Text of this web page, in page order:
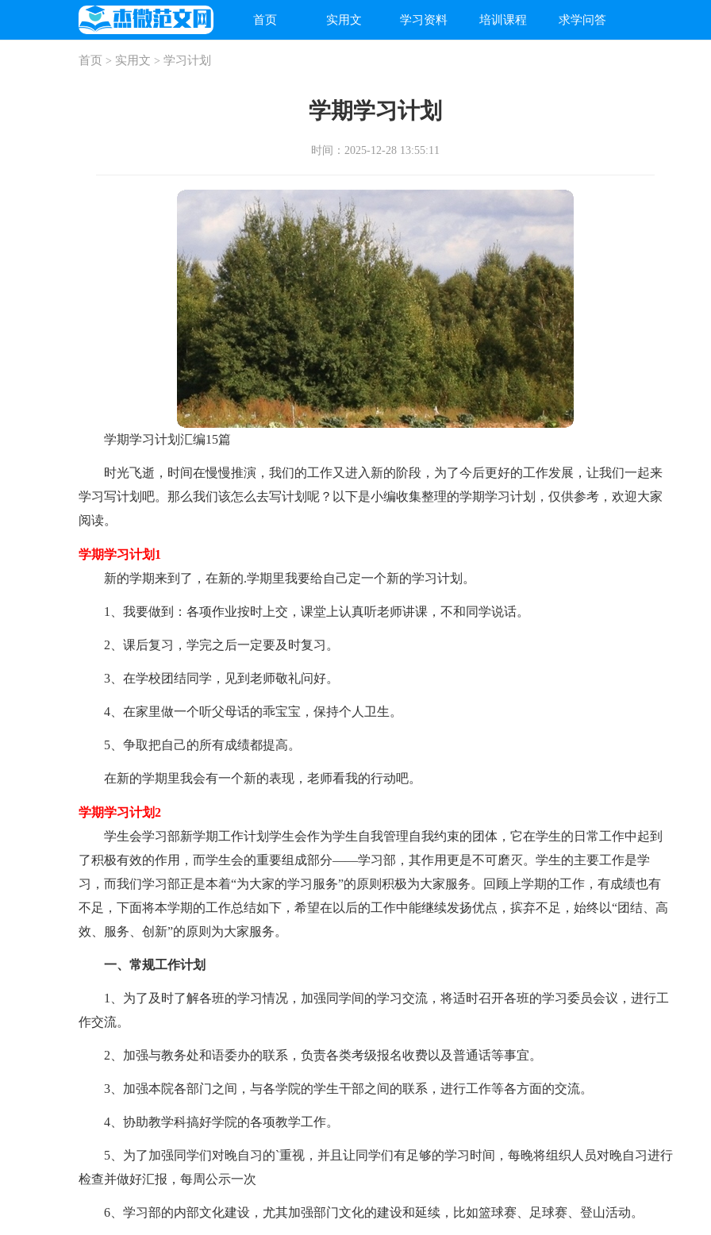
首页 实用文 学习资料 培训课程 求学问答
首页 > 实用文 > 学习计划
学期学习计划
时间：2025-12-28 13:55:11
学期学习计划汇编15篇
时光飞逝，时间在慢慢推演，我们的工作又进入新的阶段，为了今后更好的工作发展，让我们一起来
学习写计划吧。那么我们该怎么去写计划呢？以下是小编收集整理的学期学习计划，仅供参考，欢迎大家
阅读。
学期学习计划1
新的学期来到了，在新的.学期里我要给自己定一个新的学习计划。
1、我要做到：各项作业按时上交，课堂上认真听老师讲课，不和同学说话。
2、课后复习，学完之后一定要及时复习。
3、在学校团结同学，见到老师敬礼问好。
4、在家里做一个听父母话的乖宝宝，保持个人卫生。
5、争取把自己的所有成绩都提高。
在新的学期里我会有一个新的表现，老师看我的行动吧。
学期学习计划2
学生会学习部新学期工作计划学生会作为学生自我管理自我约束的团体，它在学生的日常工作中起到
了积极有效的作用，而学生会的重要组成部分——学习部，其作用更是不可磨灭。学生的主要工作是学
习，而我们学习部正是本着“为大家的学习服务”的原则积极为大家服务。回顾上学期的工作，有成绩也有
不足，下面将本学期的工作总结如下，希望在以后的工作中能继续发扬优点，摈弃不足，始终以“团结、高
效、服务、创新”的原则为大家服务。
一、常规工作计划
1、为了及时了解各班的学习情况，加强同学间的学习交流，将适时召开各班的学习委员会议，进行工
作交流。
2、加强与教务处和语委办的联系，负责各类考级报名收费以及普通话等事宜。
3、加强本院各部门之间，与各学院的学生干部之间的联系，进行工作等各方面的交流。
4、协助教学科搞好学院的各项教学工作。
5、为了加强同学们对晚自习的`重视，并且让同学们有足够的学习时间，每晚将组织人员对晚自习进行
检查并做好汇报，每周公示一次
6、学习部的内部文化建设，尤其加强部门文化的建设和延续，比如篮球赛、足球赛、登山活动。